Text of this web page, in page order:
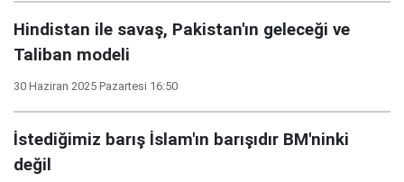
Hindistan ile savaş, Pakistan'ın geleceği ve
Taliban modeli
30 Haziran 2025 Pazartesi 16:50
İstediğimiz barış İslam'ın barışıdır BM'ninki
değil